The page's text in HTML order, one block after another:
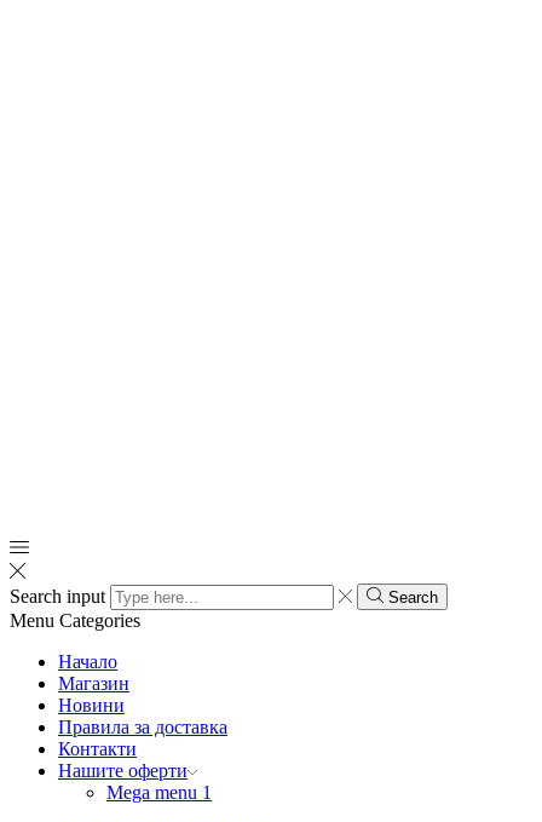
Search input Search
Menu Categories
Начало
Магазин
Новини
Правила за доставка
Контакти
Нашите оферти
Mega menu 1